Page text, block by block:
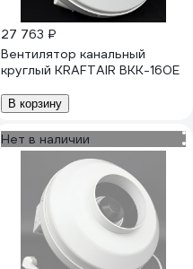
27 763 ₽
Вентилятор канальный
круглый KRAFTAIR ВКК-160Е
В корзину
Нет в наличии